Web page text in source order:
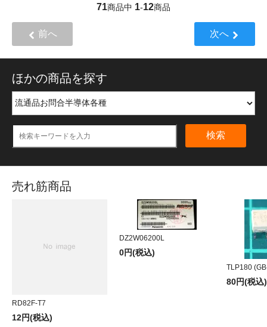
71商品中 1-12商品
前へ 次へ
ほかの商品を探す
検索
売れ筋商品
RD82F-T7
12円(税込)
DZ2W06200L
0円(税込)
TLP180
80円(税込)